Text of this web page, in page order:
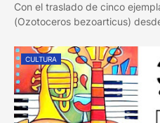
Con el traslado de cinco
(Ozotoceros bezoarticus)
CULTURA